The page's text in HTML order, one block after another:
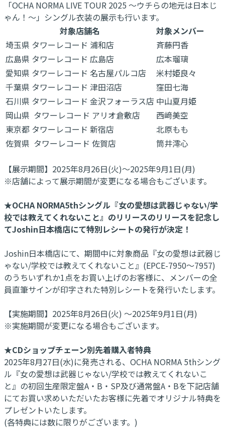
「OCHA NORMA LIVE TOUR 2025 〜ウチらの地元は日本じ
ゃん！〜」シングル衣装の展示も行います。
対象店舗名
対象メンバー
埼玉県 タワーレコード 浦和店
斉藤円香
広島県 タワーレコード 広島店
広本瑠璃
愛知県 タワーレコード 名古屋パルコ店
米村姫良々
千葉県 タワーレコード 津田沼店
窪田七海
石川県 タワーレコード 金沢フォーラス店 中山夏月姫
岡山県 タワーレコード アリオ倉敷店
西﨑美空
東京都 タワーレコード 新宿店
北原もも
佐賀県 タワーレコード 佐賀店
筒井澪心
【展示期間】2025年8月26日(火)～2025年9月1日(月)
※店舗によって展示期間が変更になる場合もございます。
★OCHA NORMA5thシングル『女の愛想は武器じゃない/学
校では教えてくれないこと』のリリースのリリースを記念し
てJoshin日本橋店にて特別レシートの発行が決定！
Joshin日本橋店にて、期間中に対象商品『女の愛想は武器じ
ゃない/学校では教えてくれないこと』(EPCE-7950～7957)
のうちいずれか1点をお買い上げのお客様に、メンバーの全
員直筆サインが印字された特別レシートを発行いたします。
【実施期間】2025年8月26日(火) ～2025年9月1日(月)
※実施期間が変更になる場合もございます。
★CDショップチェーン別先着購入者特典
2025年8月27日(水)に発売される、OCHA NORMA 5thシング
ル『女の愛想は武器じゃない/学校では教えてくれないこ
と』の初回生産限定盤A・B・SP及び通常盤A・Bを下記店舗
にてお買い求めいただいたお客様に先着でオリジナル特典を
プレゼントいたします。
(各特典には数に限りがございます。)